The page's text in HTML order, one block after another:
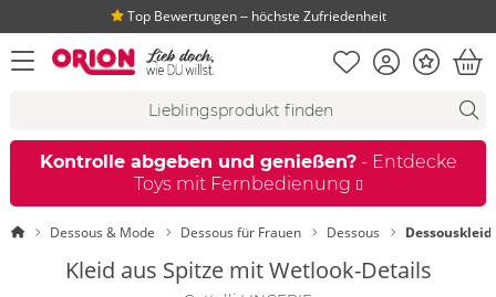
Top Bewertungen ‒ höchste Zufriedenheit
Menü öffnen Merkliste
KontoBonus
Kontrolle abgeben und genießen?- Entdecke
Toys mit Fernbedienung
StartseiteDessous & Mode Dessous für Frauen Dessous
Kleid aus Spitze mit Wetlook-Details